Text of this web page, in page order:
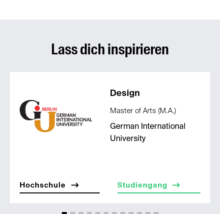
Lass dich inspirieren
Design
Master of Arts (M.A.)
German International
University
Hochschule Studiengang